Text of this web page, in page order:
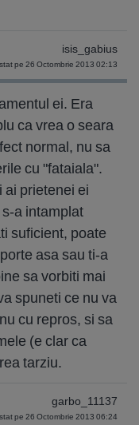
isis_gabius
pe 26 Octombrie 2013 02:13
ei. Era
ca vrea o seara
normal, nu sa
cu "fataiala".
ai prietenei ei
a intamplat
suficient, poate
asa sau ti-a
sa vorbiti mai
spuneti ce nu va
cu repros, si sa
(e clar ca
tarziu.
garbo_11137
pe 26 Octombrie 2013 06:24